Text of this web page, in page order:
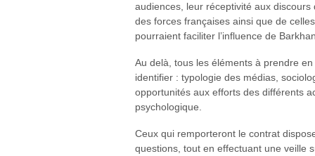
audiences, leur réceptivité aux
des forces françaises ainsi que de
pourraient faciliter l’influence de
Au delà, tous les éléments à prendre
identifier : typologie des médias,
opportunités aux efforts des différents
psychologique.
Ceux qui remporteront le contrat
questions, tout en effectuant une veille